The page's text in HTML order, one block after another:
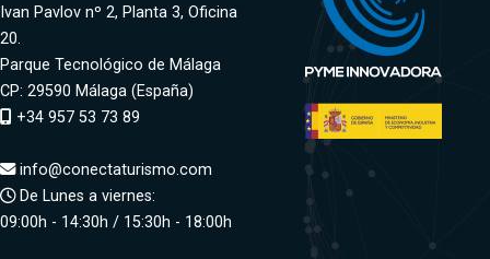
Ivan Pavlov nº 2, Planta 3, Oficina
20.
Parque Tecnológico de Málaga
CP: 29590 Málaga (España)
+34 957 53 73 89
info@conectaturismo.com
De Lunes a viernes:
09:00h - 14:30h / 15:30h - 18:00h